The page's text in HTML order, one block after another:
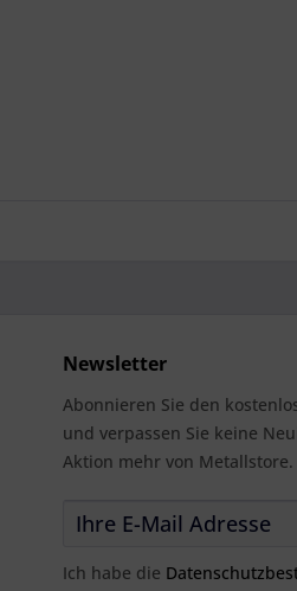
Newsletter
Abonnieren Sie den
und verpassen Sie keine
Aktion mehr von Metallstore.
Ich habe die